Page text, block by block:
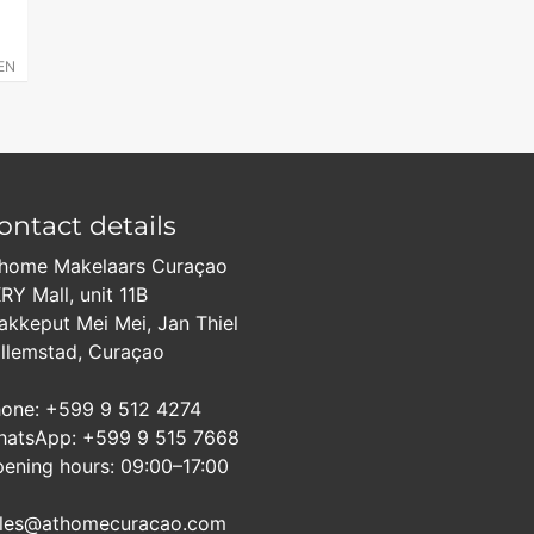
details
Makelaars Curaçao
Mall, unit 11B
Mei Mei, Jan Thiel
Curaçao
+599 9 512 4274
+599 9 515 7668
hours: 09:00–17:00